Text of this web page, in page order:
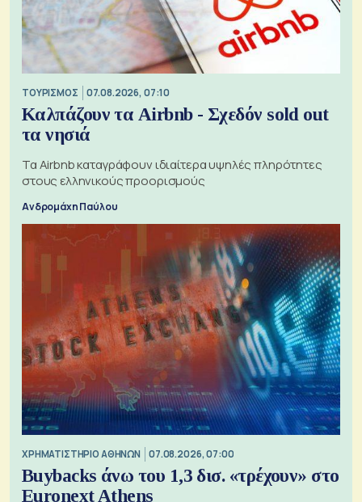
ΤΟΥΡΙΣΜΟΣ 07.08.2026, 07:10
Καλπάζουν τα Airbnb - Σχεδόν sold out
τα νησιά
Τα Airbnb καταγράφουν ιδιαίτερα υψηλές πληρότητες
στους ελληνικούς προορισμούς
Ανδρομάχη Παύλου
XΡΗΜΑΤΙΣΤΗΡΙΟ ΑΘΗΝΩΝ 07.08.2026, 07:00
Buybacks άνω του 1,3 δισ. «τρέχουν» στο
Euronext Athens